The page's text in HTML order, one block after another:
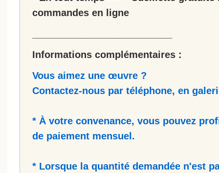
commandes en ligne
Informations complémentaires :
Vous aimez une œuvre ?
Contactez-nous par téléphone, en
* À votre convenance, vous pouvez
de paiement mensuel.
* Lorsque la quantité demandée n'est